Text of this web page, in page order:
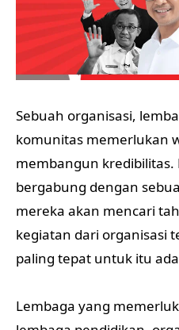
Sebuah organisasi,
komunitas memerlukan
membangun kredibilitas.
bergabung dengan
mereka akan mencari
kegiatan dari organisasi
paling tepat untuk itu
Lembaga yang